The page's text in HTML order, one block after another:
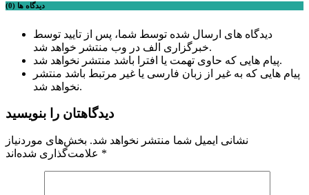
دیدگاه ها (0)
دیدگاه های ارسال شده توسط شما، پس از تایید توسط
خبرگزاری الف در وب منتشر خواهد شد.
پیام هایی که حاوی تهمت یا افترا باشد منتشر نخواهد شد.
پیام هایی که به غیر از زبان فارسی یا غیر مرتبط باشد منتشر
نخواهد شد.
دیدگاهتان را بنویسید
نشانی ایمیل شما منتشر نخواهد شد. بخش‌های موردنیاز
*